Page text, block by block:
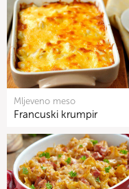
Mljeveno meso
Francuski krumpir